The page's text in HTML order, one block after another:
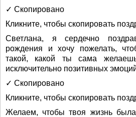
✓ Скопировано
Кликните, чтобы скопировать
Светлана, я сердечно
рождения и хочу пожелать,
такой, какой ты сама
исключительно позитивных
✓ Скопировано
Кликните, чтобы скопировать
Желаем, чтобы твоя жизнь